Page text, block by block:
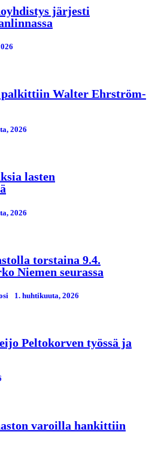
järjesti
Walter Ehrström-
2026
lasten
2026
torstaina 9.4.
Niemen seurassa
1. huhtikuuta, 2026
Peltokorven työssä ja
varoilla hankittiin